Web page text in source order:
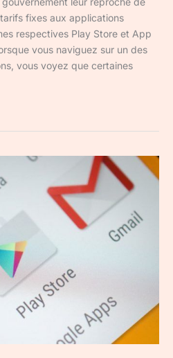
fixes aux applications
respectives Play Store et App
vous naviguez sur un des
vous voyez que certaines